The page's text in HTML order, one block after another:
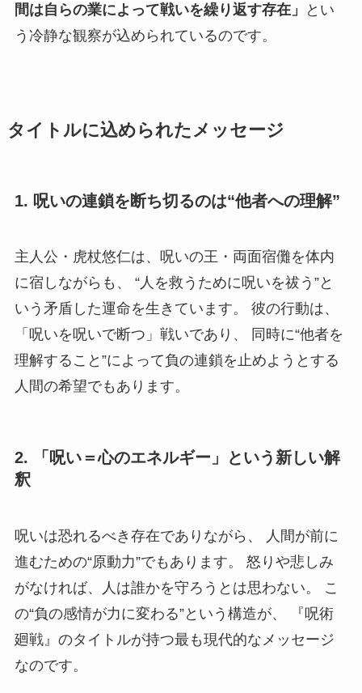
間は自らの業によって戦いを繰り返す存在」
とい
う冷静な観察が込められているのです。
タイトルに込められたメッセージ
1. 呪いの連鎖を断ち切るのは“他者への理解”
主人公・虎杖悠仁は、呪いの王・両面宿儺を体内
に宿しながらも、 “人を救うために呪いを祓う”と
いう矛盾した運命を生きています。 彼の行動は、
「呪いを呪いで断つ」戦いであり、 同時に“他者を
理解すること”によって負の連鎖を止めようとする
人間の希望でもあります。
2. 「呪い＝心のエネルギー」という新しい解
釈
呪いは恐れるべき存在でありながら、 人間が前に
進むための“原動力”でもあります。 怒りや悲しみ
がなければ、人は誰かを守ろうとは思わない。 こ
の“負の感情が力に変わる”という構造が、 『呪術
廻戦』のタイトルが持つ最も現代的なメッセージ
なのです。